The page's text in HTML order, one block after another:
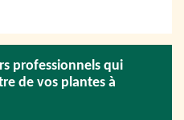
professionnels qui
de vos plantes à